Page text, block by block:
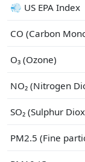
💨 US EPA Index
CO (Carbon
O₃ (Ozone)
NO₂ (Nitrogen
SO₂ (Sulphur
PM2.5 (Fine